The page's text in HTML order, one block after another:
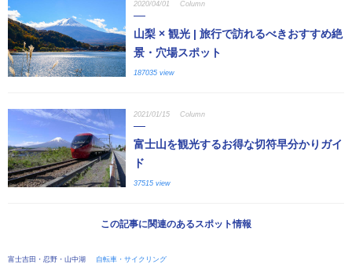
2020/04/01 Column
山梨 × 観光 | 旅行で訪れるべきおすすめ絶
景・穴場スポット
187035 view
2021/01/15 Column
富士山を観光するお得な切符早分かりガイ
ド
37515 view
この記事に関連のあるスポット情報
富士吉田・忍野・山中湖 自転車・サイクリング